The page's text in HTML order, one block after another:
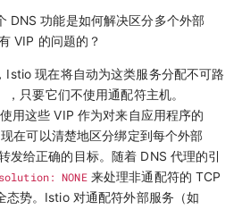
DNS 功能是如何解决区分多个外部
VIP 的问题的？
现在将自动为这类服务分配不可路
只要它们不使用通配符主机。
用这些 VIP 作为对来自应用程序的
在可以清楚地区分绑定到每个外部
发给正确的目标。随着 DNS 代理的引
NONE来处理非通配符的 TCP
态势。Istio 对通配符外部服务（如